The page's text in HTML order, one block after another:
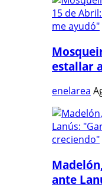
estallar
enelarea
ante